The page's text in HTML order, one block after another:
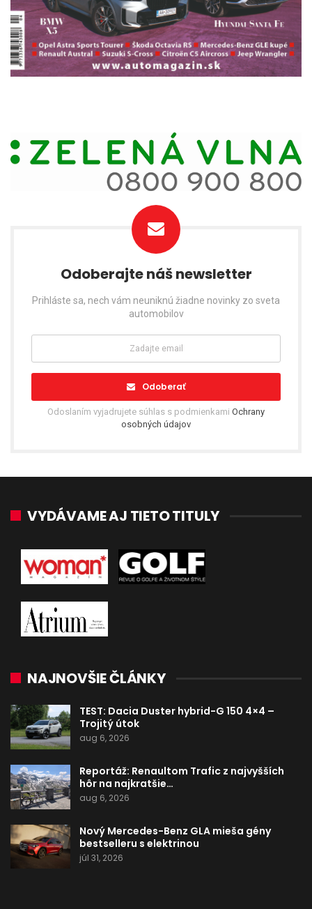
Odoberajte náš newsletter
Prihláste sa, nech vám neuniknú žiadne novinky zo sveta
automobilov
Odoberať
Odoslaním vyjadrujete súhlas s podmienkami Ochrany
osobných údajov
VYDÁVAME AJ TIETO TITULY
NAJNOVŠIE ČLÁNKY
TEST: Dacia Duster hybrid-G 150 4×4 –
Trojitý útok
aug 6, 2026
Reportáž: Renaultom Trafic z najvyšších
hôr na najkratšie…
aug 6, 2026
Nový Mercedes-Benz GLA mieša gény
bestselleru s elektrinou
júl 31, 2026